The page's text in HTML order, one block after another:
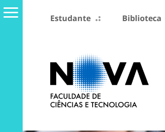
Estudante Biblioteca